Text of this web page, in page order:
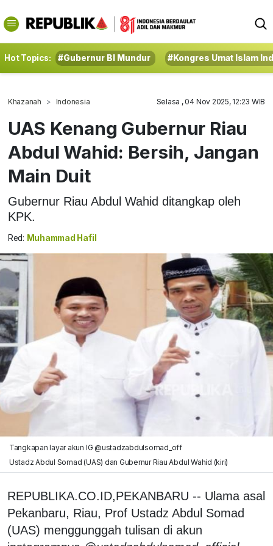
Hot Topics: #Gubernur BI Mundur #Kongres Umat Islam
Khazanah Indonesia Selasa , 04 Nov 2025, 12:23 WIB
UAS Kenang Gubernur Riau
Abdul Wahid: Bersih, Jangan
Main Duit
Gubernur Riau Abdul Wahid ditangkap oleh
KPK.
Red: Muhammad Hafil
Tangkapan layar akun IG @ustadzabdulsomad_off
Ustadz Abdul Somad (UAS) dan Gubernur Riau Abdul Wahid (kiri)
REPUBLIKA.CO.ID,PEKANBARU -- Ulama asal
Pekanbaru, Riau, Prof Ustadz Abdul Somad
(UAS) menggunggah tulisan di akun